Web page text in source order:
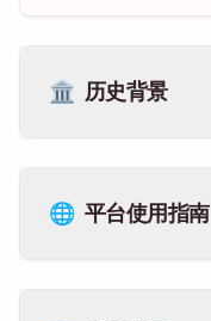
🏛️ 历史背景
🌐 平台使用指南